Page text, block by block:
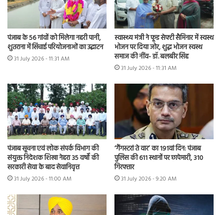
पंजाब के 56 गांवों को मिलेगा नहरी पानी,
शुतराना में सिंचाई परियोजनाओं का उद्घाटन
31 July 2026 - 11:31 AM
स्वास्थ्य मंत्री ने फूड सेफ्टी सैमिनार में स्वस्थ
भोजन पर दिया जोर, शुद्ध भोजन स्वस्थ
समाज की नींव- डॉ. बलबीर सिंह
31 July 2026 - 11:31 AM
पंजाब सूचना एवं लोक संपर्क विभाग की
संयुक्त निदेशक शिखा नेहरा 35 वर्षों की
सरकारी सेवा के बाद सेवानिवृत्त
31 July 2026 - 11:00 AM
‘गैंगस्टरां ते वार’ का 191वां दिन: पंजाब
पुलिस की 611 स्थानों पर छापेमारी, 310
गिरफ्तार
31 July 2026 - 9:20 AM